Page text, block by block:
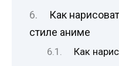
Как
стиле аниме
Как